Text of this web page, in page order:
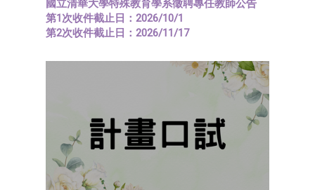
國立清華大學特殊教育學系徵聘專任教師公告
第1次收件截止日：2026/10/1
第2次收件截止日：2026/11/17